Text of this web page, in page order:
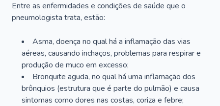
Entre as enfermidades e condições de saúde que o
pneumologista trata, estão:
Asma, doença no qual há a inflamação das vias
aéreas, causando inchaços, problemas para respirar e
produção de muco em excesso;
Bronquite aguda, no qual há uma inflamação dos
brônquios (estrutura que é parte do pulmão) e causa
sintomas como dores nas costas, coriza e febre;